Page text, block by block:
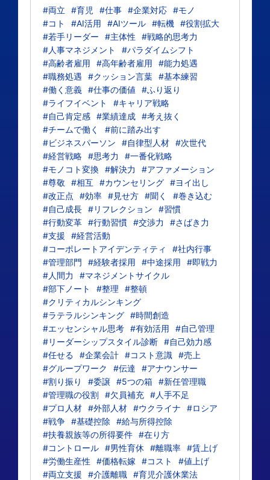
#両立 #育児 #仕事 #企業対応 #モノ
#コト
#AI活用 #AIツール #転機 #役割拡大
#若手リーダー
#主体性
#戦略的思考力
#人事マネジメント
#パラダイムシフト
#高齢者雇用
#高年齢者雇用
#能力処遇
#職務処遇
#クッション言葉 #基本練習
#働く意義 #仕事の価値
#ふり返り
#ライフイベント
#キャリア戦略
#自己肯定感 #業績達成 #考え抜く
#チームで働く
#前に踏み出す
#ビジネスパーソン
#自律型人材 #次世代
#経営戦略 #思考力
#一番化戦略
#モノコト変換 #解決力
#アファメーション
#尊敬
#相互 #カウンセリング #ヨイ出し
#改正点
#効率 #見せ方 #聞く
#巻き込む
#自己成長 #リフレクション
#習慣
#行動変革 #行動習慣 #交渉力
#さばき力
#支援
#経営活動
#コーポレートアイデンティティ
#社内行事
#管理部門
#経験者採用 #中途採用
#即戦力
#人間力
#マネジメントサイクル
#部下ノート
#整理
#整頓
#クリティカルシンキング
#ラテラルシンキング #時間創造
#エッセンシャル思考 #有効活用
#自己管理
#リーダーシップスタイル診断 #自己効力感
#任せる
#企業会計 #コスト意識 #売上
#グループワーク
#伝達
#アナウンサー
#割り振り
#委譲 #5つの箱 #新任管理職
#管理職の役割 #欠員補充 #人手不足
#プロ人材 #外部人材 #ウクライナ
#ロシア
#戦争 #基礎控除
#給与所得控除
#扶養親族等の所得要件 #在り方
#コントロール #男性育休 #離職率 #賃上げ
#労働生産性
#価格転嫁 #コスト
#値上げ
#両立支援
#介護離職 #育児介護休業法